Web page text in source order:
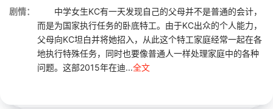
剧情：
中学女生KC有一天发现自己的父母并不是普通的会计，
而是为国家执行任务的卧底特工。由于KC出众的个人能力，
父母向KC坦白并将她招入，从此这个特工家庭经常一起在各
地执行特殊任务，同时也要像普通人一样处理家庭中的各种
问题。这部2015年在迪...全文